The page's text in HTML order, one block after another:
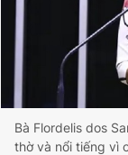
Tổng biên tập:
Phó tổng biên
Phó tổng biên
Phó tổng biên
Tổng thư ký tòa
Giấy phép xuất
© 2003-2026 Bản
chép dưới mọi
Bà Flordelis dos
thờ và nổi tiếng vì